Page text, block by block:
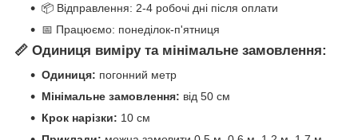
📦 Відправлення: 2-4 робочі дні після оплати
📅 Працюємо: понеділок-п'ятниця
📏 Одиниця виміру та мінімальне замовлення:
Одиниця: погонний метр
Мінімальне замовлення: від 50 см
Крок нарізки: 10 см